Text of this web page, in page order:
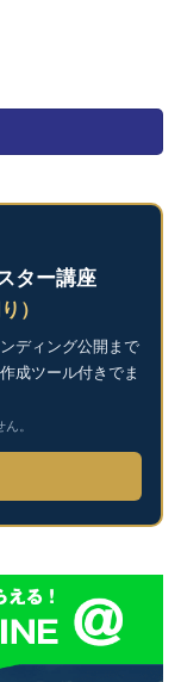
ター講座
）
ディング公開まで
成ツール付きでま
。